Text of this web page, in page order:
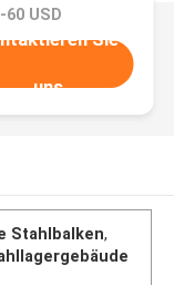
60 USD
Sie
uns
Stahlbalken,